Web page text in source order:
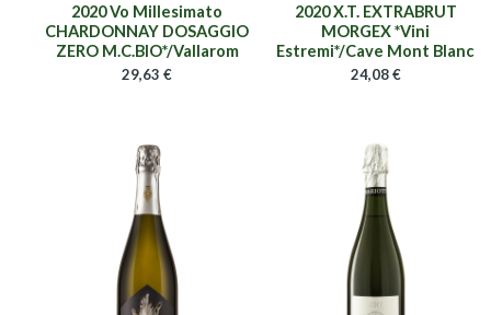
2020 Vo Millesimato
CHARDONNAY DOSAGGIO
ZERO M.C.BIO*/Vallarom
29,63€
2020 X.T. EXTRABRUT
MORGEX *Vini
Estremi*/Cave Mont Blanc
24,08€